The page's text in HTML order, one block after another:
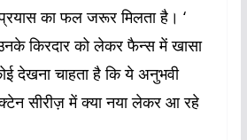
का फल जरूर मिलता है। ‘
किरदार को लेकर फैन्स में खासा
देखना चाहता है कि ये अनुभवी
सीरीज़ में क्या नया लेकर आ रहे